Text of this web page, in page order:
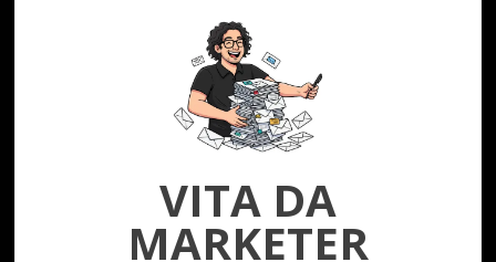
VITA DA
MARKETER